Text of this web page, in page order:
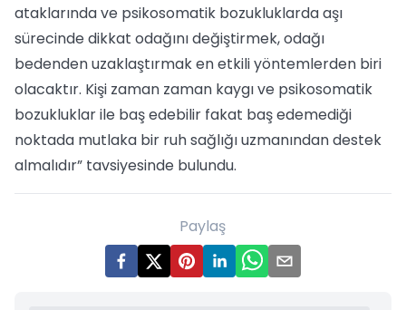
ataklarında ve psikosomatik bozukluklarda aşı
sürecinde dikkat odağını değiştirmek, odağı
bedenden uzaklaştırmak en etkili yöntemlerden biri
olacaktır. Kişi zaman zaman kaygı ve psikosomatik
bozukluklar ile baş edebilir fakat baş edemediği
noktada mutlaka bir ruh sağlığı uzmanından destek
almalıdır” tavsiyesinde bulundu.
Paylaş